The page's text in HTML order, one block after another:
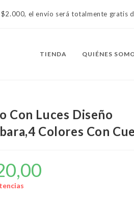
el envío será totalmente gratis
TIENDA QUIÉNES
Con Luces Diseño
Colores Con